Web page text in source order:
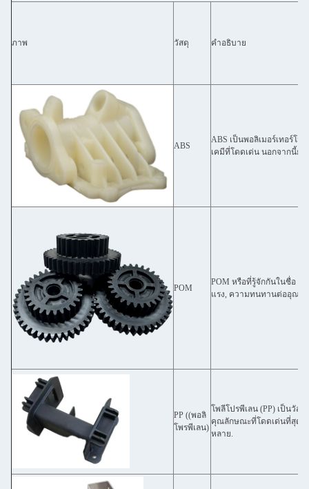
ภาพ วัสดุ คําอธิบาย
ABS
ABS เป็นพอลิเมอร์เทอร์โ
เคมีที่โดดเด่น นอกจากนี้ยัง
POM
POM หรือที่รู้จักกันในชื่อ
แรง, ความทนทานต่ออุณห
PP ((พอลิ
โพรพีเลน)
โพลีโปรพีเลน (PP) เป็นวั
คุณลักษณะที่โดดเด่นที่สุดคื
หลาย.